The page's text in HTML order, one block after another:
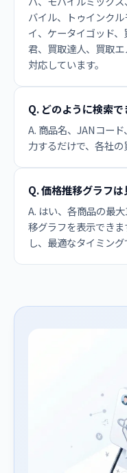
バイル、トゥインク
イ、ケータイゴッド
君、買取達人、買取
対応しています。
Q. どのように検索で
A. 商品名、JANコー
力するだけで、各社の
Q. 価格推移グラフ
A. はい、各商品の最
移グラフを表示でき
し、最適なタイミング